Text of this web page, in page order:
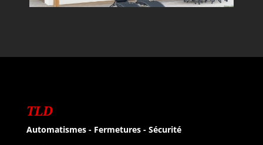
TLD
Automatismes - Fermetures - Sécurité